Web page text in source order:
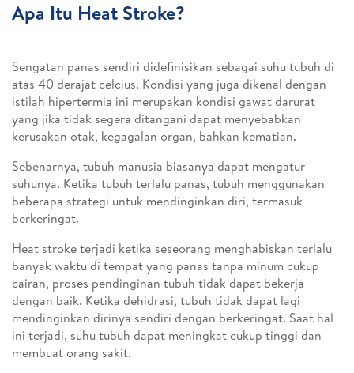
Apa Itu Heat Stroke?
Sengatan panas sendiri didefinisikan sebagai suhu tubuh di
atas 40 derajat celcius. Kondisi yang juga dikenal dengan
istilah hipertermia ini merupakan kondisi gawat darurat
yang jika tidak segera ditangani dapat menyebabkan
kerusakan otak, kegagalan organ, bahkan kematian.
Sebenarnya, tubuh manusia biasanya dapat mengatur
suhunya. Ketika tubuh terlalu panas, tubuh menggunakan
beberapa strategi untuk mendinginkan diri, termasuk
berkeringat.
Heat stroke terjadi ketika seseorang menghabiskan terlalu
banyak waktu di tempat yang panas tanpa minum cukup
cairan, proses pendinginan tubuh tidak dapat bekerja
dengan baik. Ketika dehidrasi, tubuh tidak dapat lagi
mendinginkan dirinya sendiri dengan berkeringat. Saat hal
ini terjadi, suhu tubuh dapat meningkat cukup tinggi dan
membuat orang sakit.